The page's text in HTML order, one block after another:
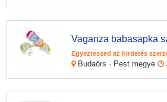
Vaganza babasapka
Egyeztessed az hirdetés
Budaörs · Pest megye